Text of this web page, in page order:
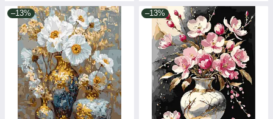
–13% –13%